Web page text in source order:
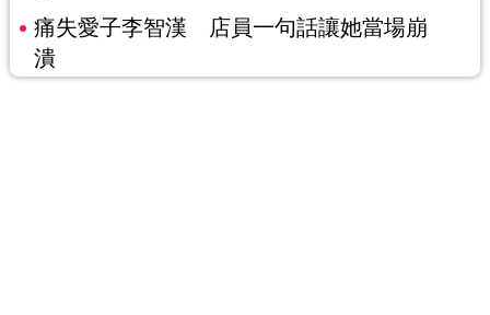
痛失愛子李智漢 店員一句話讓她當場崩
潰